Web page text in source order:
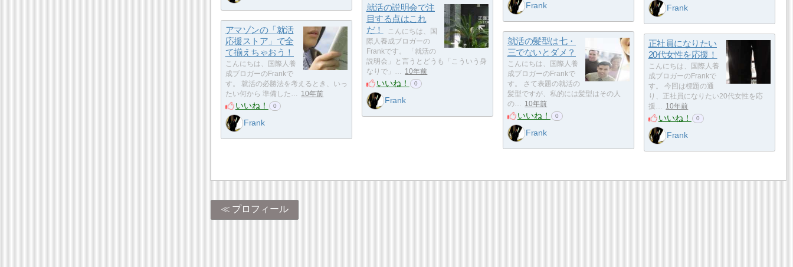
Frank
Frank
就活の説明会で注
目する点はこれ
だ！
こんにちは、国
際人養成ブロガーの
Frankです。 「就活の
説明会」と言うとどうも「こういう身
なりで」…
10年前
いいね！ 0
Frank
アマゾンの「就活
応援ストア」で全
て揃えちゃおう！
こんにちは、国際人養
成ブロガーのFrankで
す。 就活の必勝法を考えるとき、いっ
たい何から 準備した…
10年前
いいね！ 0
Frank
就活の髪型は七・
三でないとダメ？
こんにちは、国際人養
成ブロガーのFrankで
す。 さて表題の就活の
髪型ですが、私的には髪型はその人
の…
10年前
いいね！ 0
Frank
正社員になりたい
20代女性を応援！
こんにちは、国際人養
成ブロガーのFrankで
す。 今回は標題の通
り、正社員になりたい20代女性を応
援…
10年前
いいね！ 0
Frank
プロフィール